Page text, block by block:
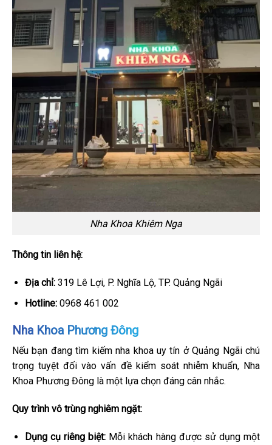
Nha Khoa Khiêm Nga
Thông tin liên hệ:
Địa chỉ:319 Lê Lợi, P. Nghĩa Lộ, TP. Quảng Ngãi
Hotline:0968 461 002
Nha Khoa Phương Đông
Nếu bạn đang tìm kiếm nha khoa uy tín ở Quảng Ngãi chú
trọng tuyệt đối vào vấn đề kiểm soát nhiễm khuẩn, Nha
Khoa Phương Đông là một lựa chọn đáng cân nhắc.
Quy trình vô trùng nghiêm ngặt:
Dụng cụ riêng biệt: Mỗi khách hàng được sử dụng một